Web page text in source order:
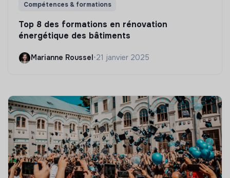
Compétences & formations
Top 8 des formations en rénovation
énergétique des bâtiments
Marianne Roussel•21 janvier 2025